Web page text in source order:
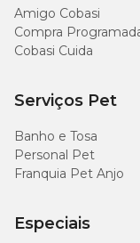
Amigo Cobasi
Compra
Cobasi Cuida
Serviços Pet
Banho e Tosa
Personal Pet
Franquia Pet Anjo
Especiais